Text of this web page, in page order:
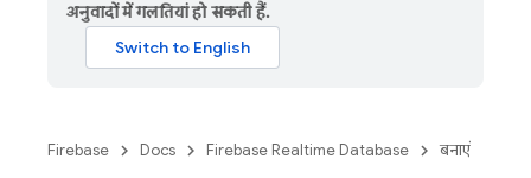
अनुवादों में गलतियां हो सकती हैं.
Firebase Docs Firebase Realtime Database बनाएं